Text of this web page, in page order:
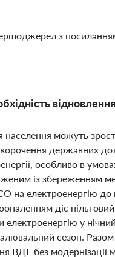
з
відновлення
населення можуть
державних
особливо в
із збереженням
на електроенергію до
діє
у
сезон. Разом
ВДЕ без модернізації